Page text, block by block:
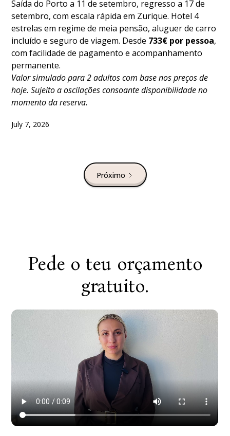
Saída do Porto a 11 de setembro, regresso a 17 de
setembro, com escala rápida em Zurique. Hotel 4
estrelas em regime de meia pensão, aluguer de carro
incluído e seguro de viagem. Desde 733€ por pessoa,
com facilidade de pagamento e acompanhamento
permanente.
Valor simulado para 2 adultos com base nos preços de
hoje. Sujeito a oscilações consoante disponibilidade no
momento da reserva.
July 7, 2026
Próximo
Pede o teu orçamento
gratuito.